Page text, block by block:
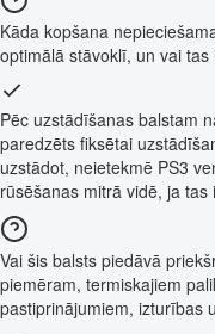
Kāda kopšana
optimālā stāvoklī, un vai
Pēc uzstādīšanas balstam
paredzēts fiksētai
uzstādot, neietekmē PS3
rūsēšanas mitrā vidē, ja tas
Vai šis balsts piedāvā
piemēram, termiskajiem
pastiprinājumiem, izturības